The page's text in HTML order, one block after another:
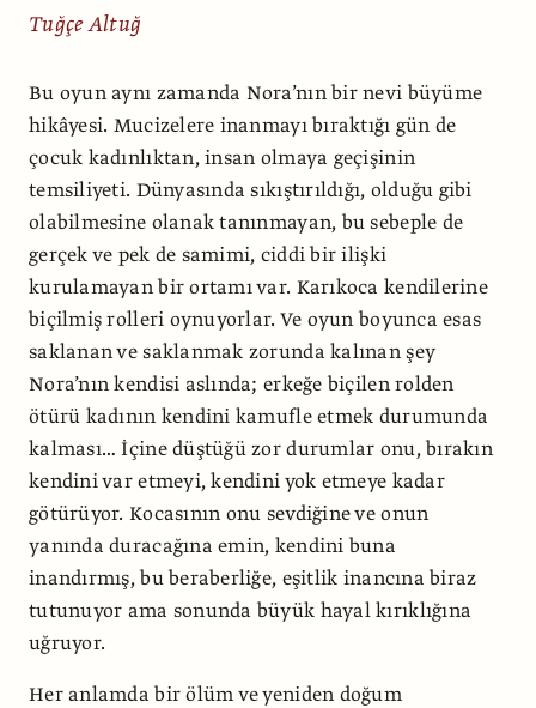
Tuğçe Altuğ
Bu oyun aynı zamanda Nora’nın bir nevi büyüme
hikâyesi. Mucizelere inanmayı bıraktığı gün de
çocuk kadınlıktan, insan olmaya geçişinin
temsiliyeti. Dünyasında sıkıştırıldığı, olduğu gibi
olabilmesine olanak tanınmayan, bu sebeple de
gerçek ve pek de samimi, ciddi bir ilişki
kurulamayan bir ortamı var. Karıkoca kendilerine
biçilmiş rolleri oynuyorlar. Ve oyun boyunca esas
saklanan ve saklanmak zorunda kalınan şey
Nora’nın kendisi aslında; erkeğe biçilen rolden
ötürü kadının kendini kamufle etmek durumunda
kalması… İçine düştüğü zor durumlar onu, bırakın
kendini var etmeyi, kendini yok etmeye kadar
götürüyor. Kocasının onu sevdiğine ve onun
yanında duracağına emin, kendini buna
inandırmış, bu beraberliğe, eşitlik inancına biraz
tutunuyor ama sonunda büyük hayal kırıklığına
uğruyor.
Her anlamda bir ölüm ve yeniden doğum